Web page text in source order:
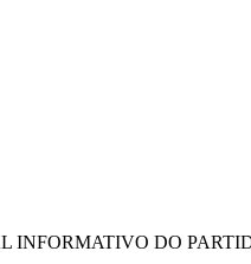
INFORMATIVO DO